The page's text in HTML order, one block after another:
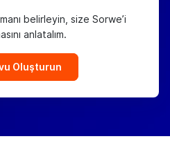
belirleyin, size Sorwe’i
anlatalım.
Oluşturun